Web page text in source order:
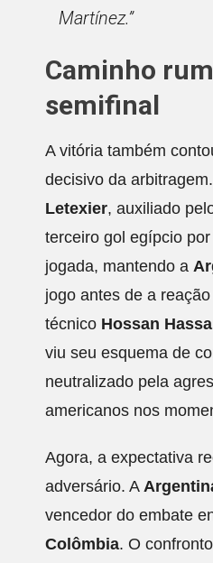
Martínez.”
Caminho
semifinal
A vitória também
decisivo da
Letexier, auxiliado
terceiro gol egípcio
jogada, mantendo a
jogo antes de a
técnico Hossan
viu seu esquema de
neutralizado pela
americanos nos
Agora, a expectativa
adversário. A
vencedor do embate
Colômbia. O